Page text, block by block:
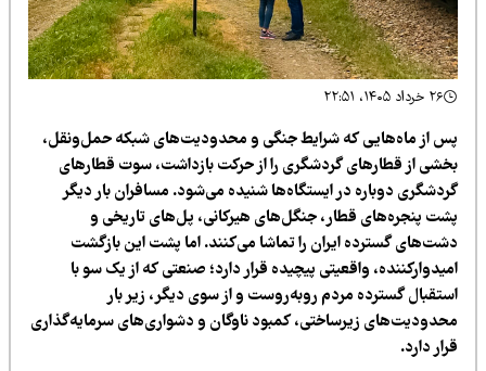
از ماه‌هایی که شرایط جنگی و محدودیت‌های شبکه حمل‌ونقل،
از قطارهای گردشگری را از حرکت بازداشت، سوت قطارهای
دوباره در ایستگاه‌ها شنیده می‌شود. مسافران بار دیگر
پنجره‌های قطار، جنگل‌های هیرکانی، پل‌های تاریخی و
گسترده ایران را تماشا می‌کنند. اما پشت این بازگشت
واقعیتی پیچیده قرار دارد؛ صنعتی که از یک سو با
گسترده مردم روبه‌روست و از سوی دیگر، زیر بار
زیرساختی، کمبود ناوگان و دشواری‌های سرمایه‌گذاری
دارد.